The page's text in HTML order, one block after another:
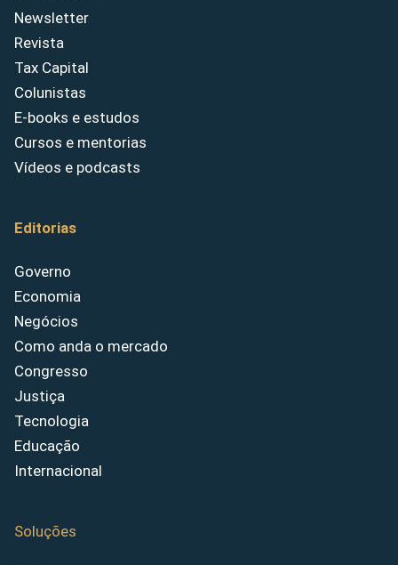
Newsletter
Revista
Tax Capital
Colunistas
E-books e estudos
Cursos e mentorias
Vídeos e podcasts
Editorias
Governo
Economia
Negócios
Como anda o mercado
Congresso
Justiça
Tecnologia
Educação
Internacional
Soluções